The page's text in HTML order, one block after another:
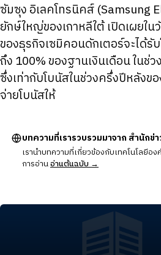
ซัมซุง อิเลคโทรนิคส์ (Samsung
ยักษ์ใหญ่ของเกาหลีใต้ เปิดเผยใ
ของธุรกิจเซมิคอนดักเตอร์จะได้
ถึง 100% ของฐานเงินเดือน ในช่
ซึ่งเท่ากับโบนัสในช่วงครึ่งปีหลังข
จ่ายโบนัสให้
บทความที่เรารวบรวมมาจาก สำนักข่
เรานำบทความที่เกี่ยวข้องกับเทคโนโลยีอ
การอ่านอ่านต้นฉบับ →